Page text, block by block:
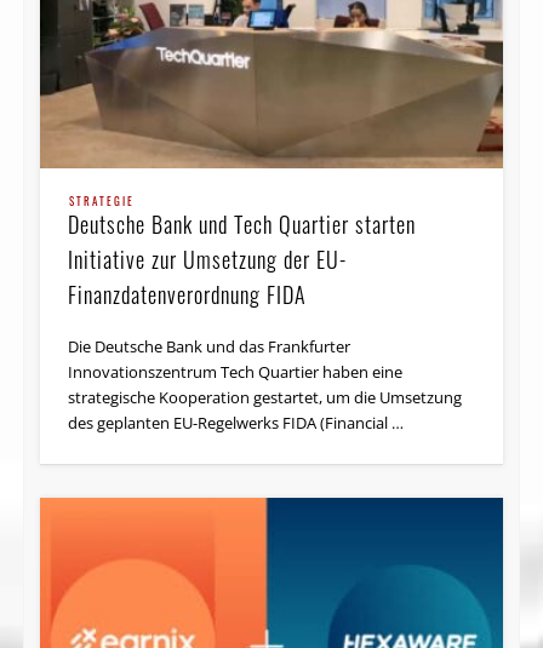
STRATEGIE
Deutsche Bank und Tech Quartier starten
Initiative zur Umsetzung der EU-
Finanzdatenverordnung FIDA
Die Deutsche Bank und das Frankfurter
Innovationszentrum Tech Quartier haben eine
strategische Kooperation gestartet, um die Umsetzung
des geplanten EU-Regelwerks FIDA (Financial …